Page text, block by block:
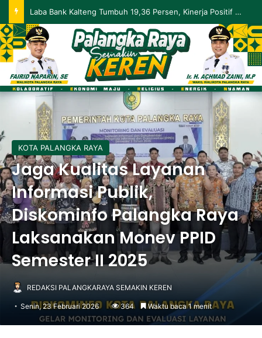
Palangka Raya Perluas Digitalisasi Perlindungan Sosial, Perkuat Akurasi Data dan Penyaluran Bansos
KOTA PALANGKA RAYA
Jaga Kualitas Layanan
Informasi Publik,
Diskominfo Palangka Raya
Laksanakan Monev PPID
Semester II 2025
REDAKSI PALANGKARAYA SEMAKIN KEREN
Senin, 23 Februari 2026 364 Waktu baca 1 menit